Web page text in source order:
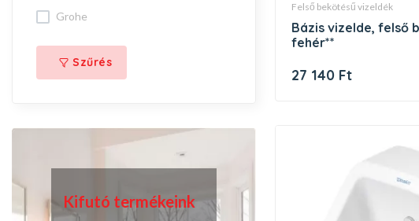
felső bekötésű vizeldék
bázis vizelde, felső bekötésű,
fehér**
27 140 Ft
grohe
Szűrés
Kifutó termékeink